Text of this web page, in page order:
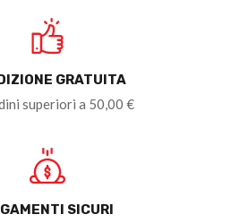
GRATUITA
superiori a 50,00 €
SICURI